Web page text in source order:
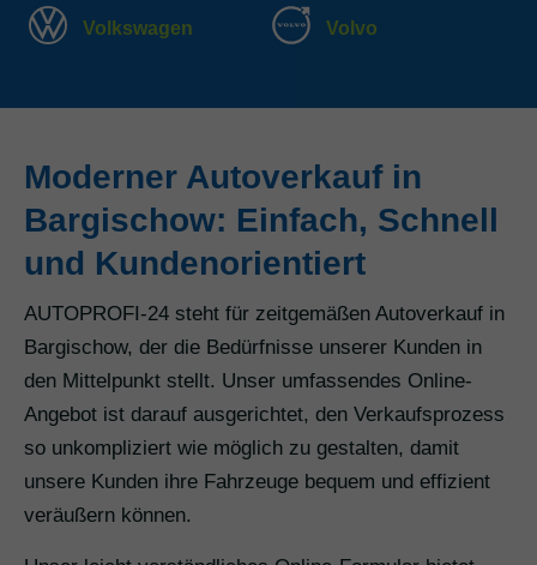
Volkswagen Volvo
Moderner Autoverkauf in
Bargischow: Einfach, Schnell
und Kundenorientiert
AUTOPROFI-24 steht für zeitgemäßen Autoverkauf in
Bargischow, der die Bedürfnisse unserer Kunden in
den Mittelpunkt stellt. Unser umfassendes Online-
Angebot ist darauf ausgerichtet, den Verkaufsprozess
so unkompliziert wie möglich zu gestalten, damit
unsere Kunden ihre Fahrzeuge bequem und effizient
veräußern können.